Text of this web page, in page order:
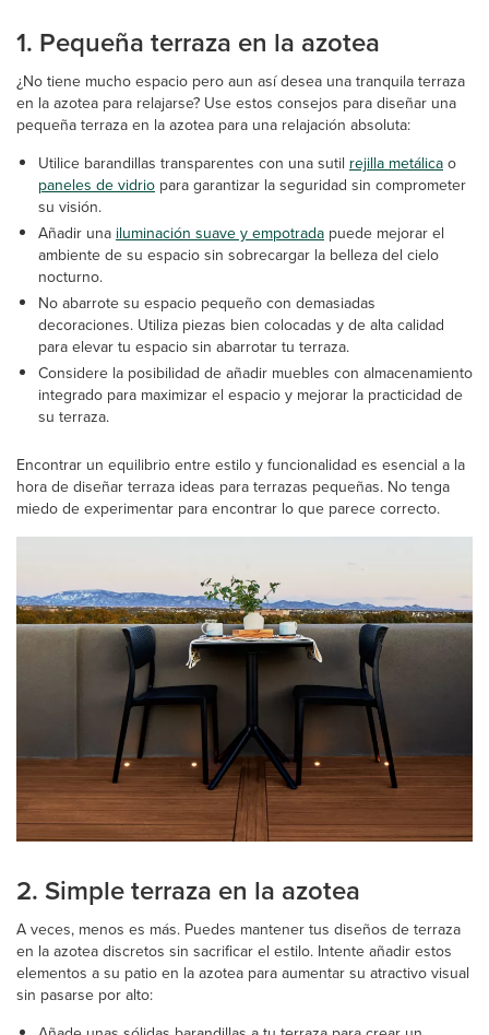
1. Pequeña terraza en la azotea
¿No tiene mucho espacio pero aun así desea una tranquila terraza
en la azotea para relajarse? Use estos consejos para diseñar una
pequeña terraza en la azotea para una relajación absoluta:
Utilice barandillas transparentes con una sutil rejilla metálicao
paneles de vidrio para garantizar la seguridad sin comprometer
su visión.
Añadir una iluminación suave y empotrada puede mejorar el
ambiente de su espacio sin sobrecargar la belleza del cielo
nocturno.
No abarrote su espacio pequeño con demasiadas
decoraciones. Utiliza piezas bien colocadas y de alta calidad
para elevar tu espacio sin abarrotar tu terraza.
Considere la posibilidad de añadir muebles con almacenamiento
integrado para maximizar el espacio y mejorar la practicidad de
su terraza.
Encontrar un equilibrio entre estilo y funcionalidad es esencial a la
hora de diseñar terraza ideas para terrazas pequeñas. No tenga
miedo de experimentar para encontrar lo que parece correcto.
2. Simple terraza en la azotea
A veces, menos es más. Puedes mantener tus diseños de terraza
en la azotea discretos sin sacrificar el estilo. Intente añadir estos
elementos a su patio en la azotea para aumentar su atractivo visual
sin pasarse por alto: